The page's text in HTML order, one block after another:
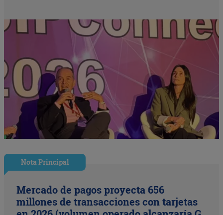
Nota Principal
Mercado de pagos proyecta 656
millones de transacciones con tarjetas